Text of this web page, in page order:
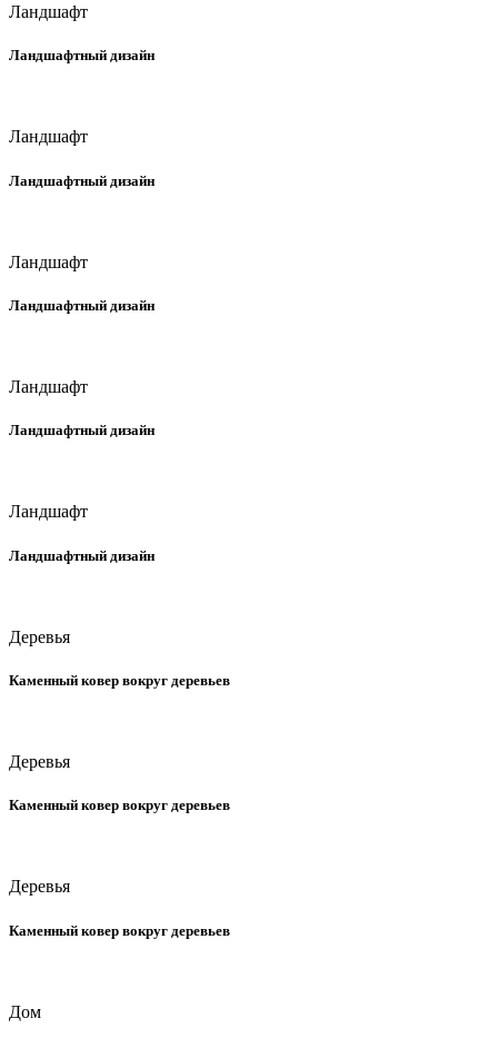
Ландшафт
Ландшафтный дизайн
Ландшафт
Ландшафтный дизайн
Ландшафт
Ландшафтный дизайн
Ландшафт
Ландшафтный дизайн
Ландшафт
Ландшафтный дизайн
Деревья
Каменный ковер вокруг деревьев
Деревья
Каменный ковер вокруг деревьев
Деревья
Каменный ковер вокруг деревьев
Дом